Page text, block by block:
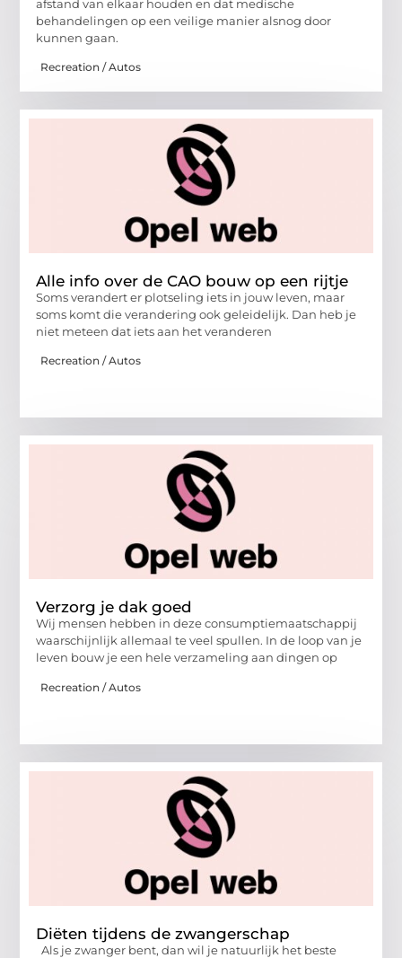
afstand van elkaar houden en dat medische
behandelingen op een veilige manier alsnog door
kunnen gaan.
Recreation / Autos
Alle info over de CAO bouw op een rijtje
Soms verandert er plotseling iets in jouw leven, maar
soms komt die verandering ook geleidelijk. Dan heb je
niet meteen dat iets aan het veranderen
Recreation / Autos
Verzorg je dak goed
Wij mensen hebben in deze consumptiemaatschappij
waarschijnlijk allemaal te veel spullen. In de loop van je
leven bouw je een hele verzameling aan dingen op
Recreation / Autos
Diëten tijdens de zwangerschap
Als je zwanger bent, dan wil je natuurlijk het beste